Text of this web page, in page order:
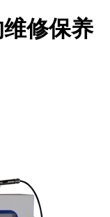
修保养